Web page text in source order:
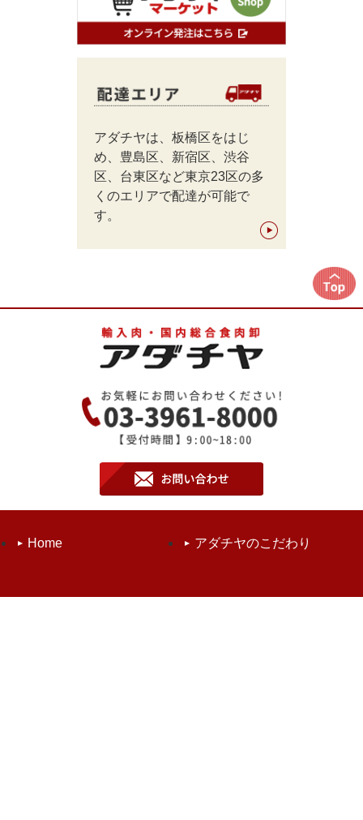
アダチヤは、板橋区をはじ
め、豊島区、新宿区、渋谷
区、台東区など東京23区の多
くのエリアで配達が可能で
す。
Home アダチヤのこだわり